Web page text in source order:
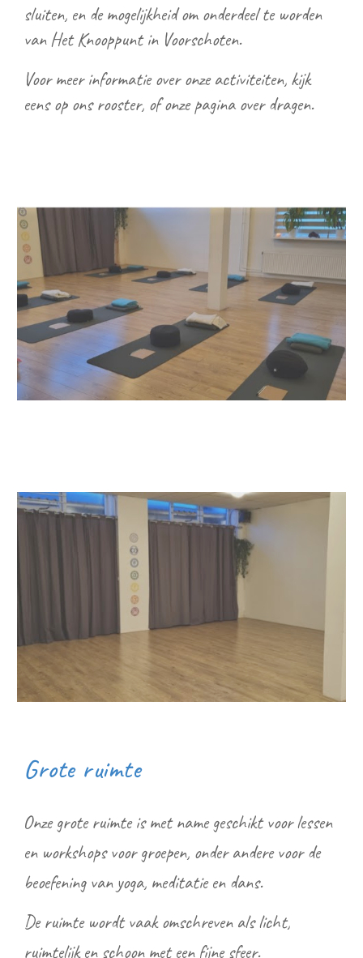
sluiten, en de mogelijkheid om onderdeel te worden
van Het Knooppunt in Voorschoten.
Voor meer informatie over onze activiteiten, kijk
eens op ons rooster, of onze pagina over dragen.
Grote ruimte
Onze grote ruimte is met name geschikt voor lessen
en workshops voor groepen, onder andere voor de
beoefening van yoga, meditatie en dans.
De ruimte wordt vaak omschreven als licht,
ruimtelijk en schoon met een fijne sfeer.